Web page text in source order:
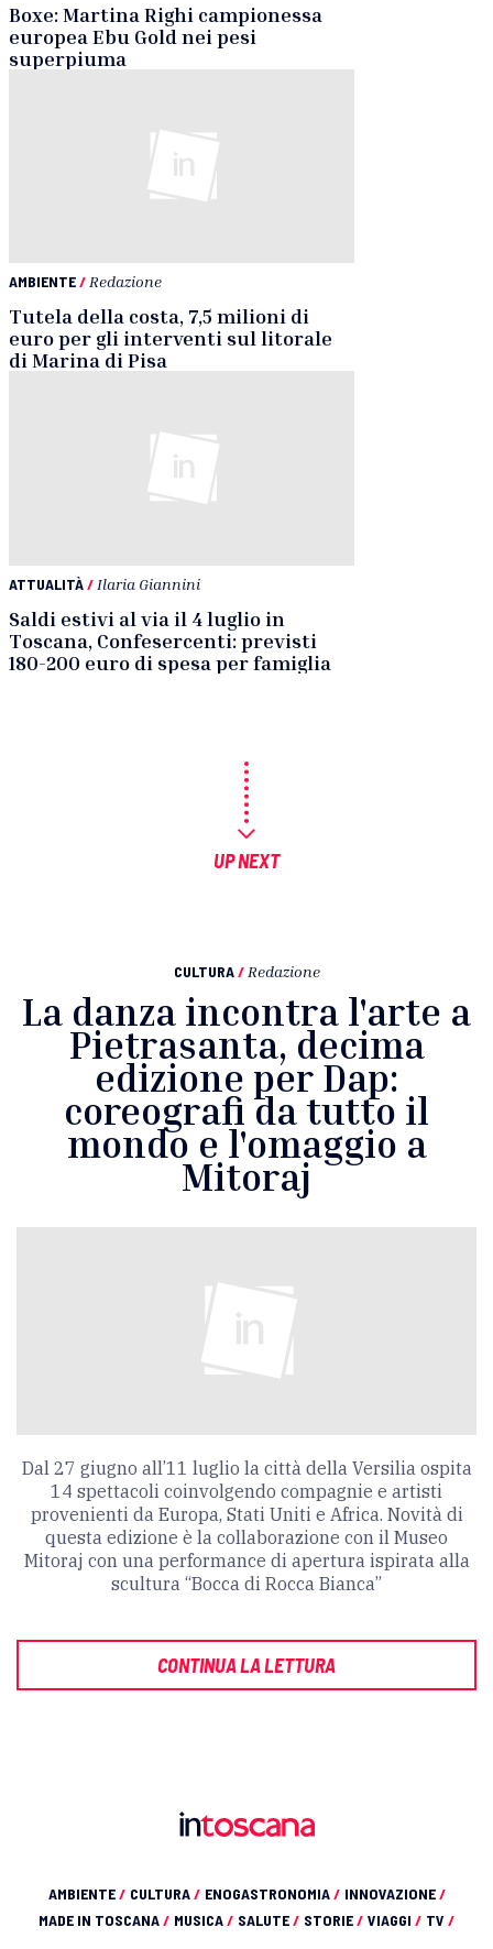
Boxe: Martina Righi campionessa
europea Ebu Gold nei pesi
superpiuma
AMBIENTE/ Redazione
Tutela della costa, 7,5 milioni di
euro per gli interventi sul litorale
di Marina di Pisa
ATTUALITÀ/ Ilaria Giannini
Saldi estivi al via il 4 luglio in
Toscana, Confesercenti: previsti
180-200 euro di spesa per famiglia
UP NEXT
CULTURA / Redazione
La danza incontra l'arte a
Pietrasanta, decima
edizione per Dap:
coreografi da tutto il
mondo e l'omaggio a
Mitoraj
Dal 27 giugno all’11 luglio la città della Versilia ospita
14 spettacoli coinvolgendo compagnie e artisti
provenienti da Europa, Stati Uniti e Africa. Novità di
questa edizione è la collaborazione con il Museo
Mitoraj con una performance di apertura ispirata alla
scultura “Bocca di Rocca Bianca”
CONTINUA LA LETTURA
AMBIENTE/ CULTURA/ ENOGASTRONOMIA/ INNOVAZIONE/
MADE IN TOSCANA/ MUSICA/ SALUTE/ STORIE/ VIAGGI / TV /